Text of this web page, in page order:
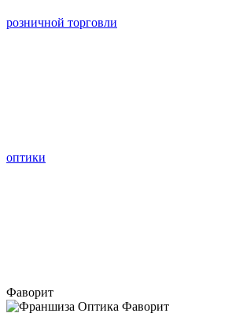
розничной торговли
оптики
Фаворит